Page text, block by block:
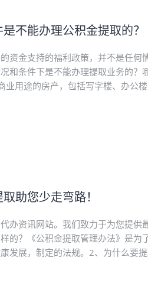
不能办理公积金提取的？
资金支持的福利政策，并不是任
和条件下是不能办理提取业务的？
业用途的房产，包括写字楼、办公
助您少走弯路！
办资讯网站。我们致力于为您提供
的？《公积金提取管理办法》是为
发展，制定的法规。2、为什么要